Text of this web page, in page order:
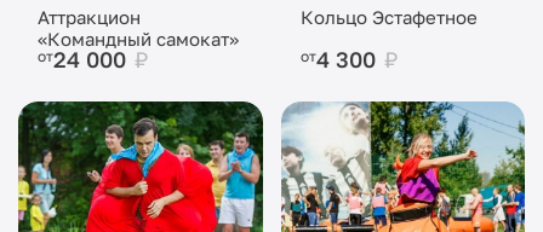
Аттракцион
«Командный самокат»
от24 000 ₽
Кольцо Эстафетное
от4 300 ₽